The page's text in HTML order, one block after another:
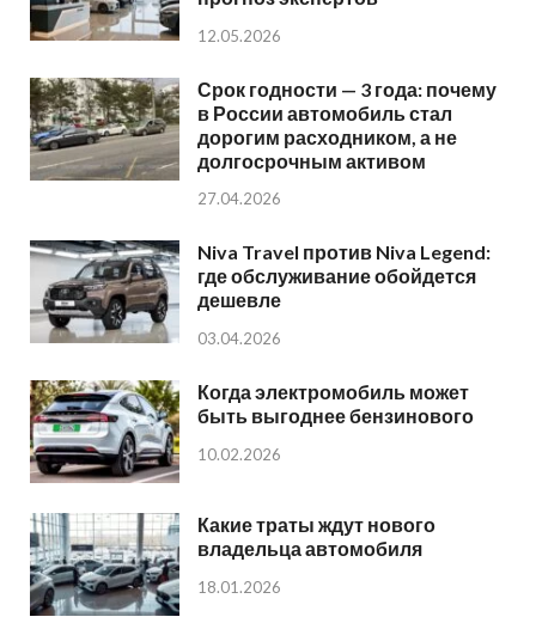
12.05.2026
Срок годности — 3 года: почему
в России автомобиль стал
дорогим расходником, а не
долгосрочным активом
27.04.2026
Niva Travel против Niva Legend:
где обслуживание обойдется
дешевле
03.04.2026
Когда электромобиль может
быть выгоднее бензинового
10.02.2026
Какие траты ждут нового
владельца автомобиля
18.01.2026